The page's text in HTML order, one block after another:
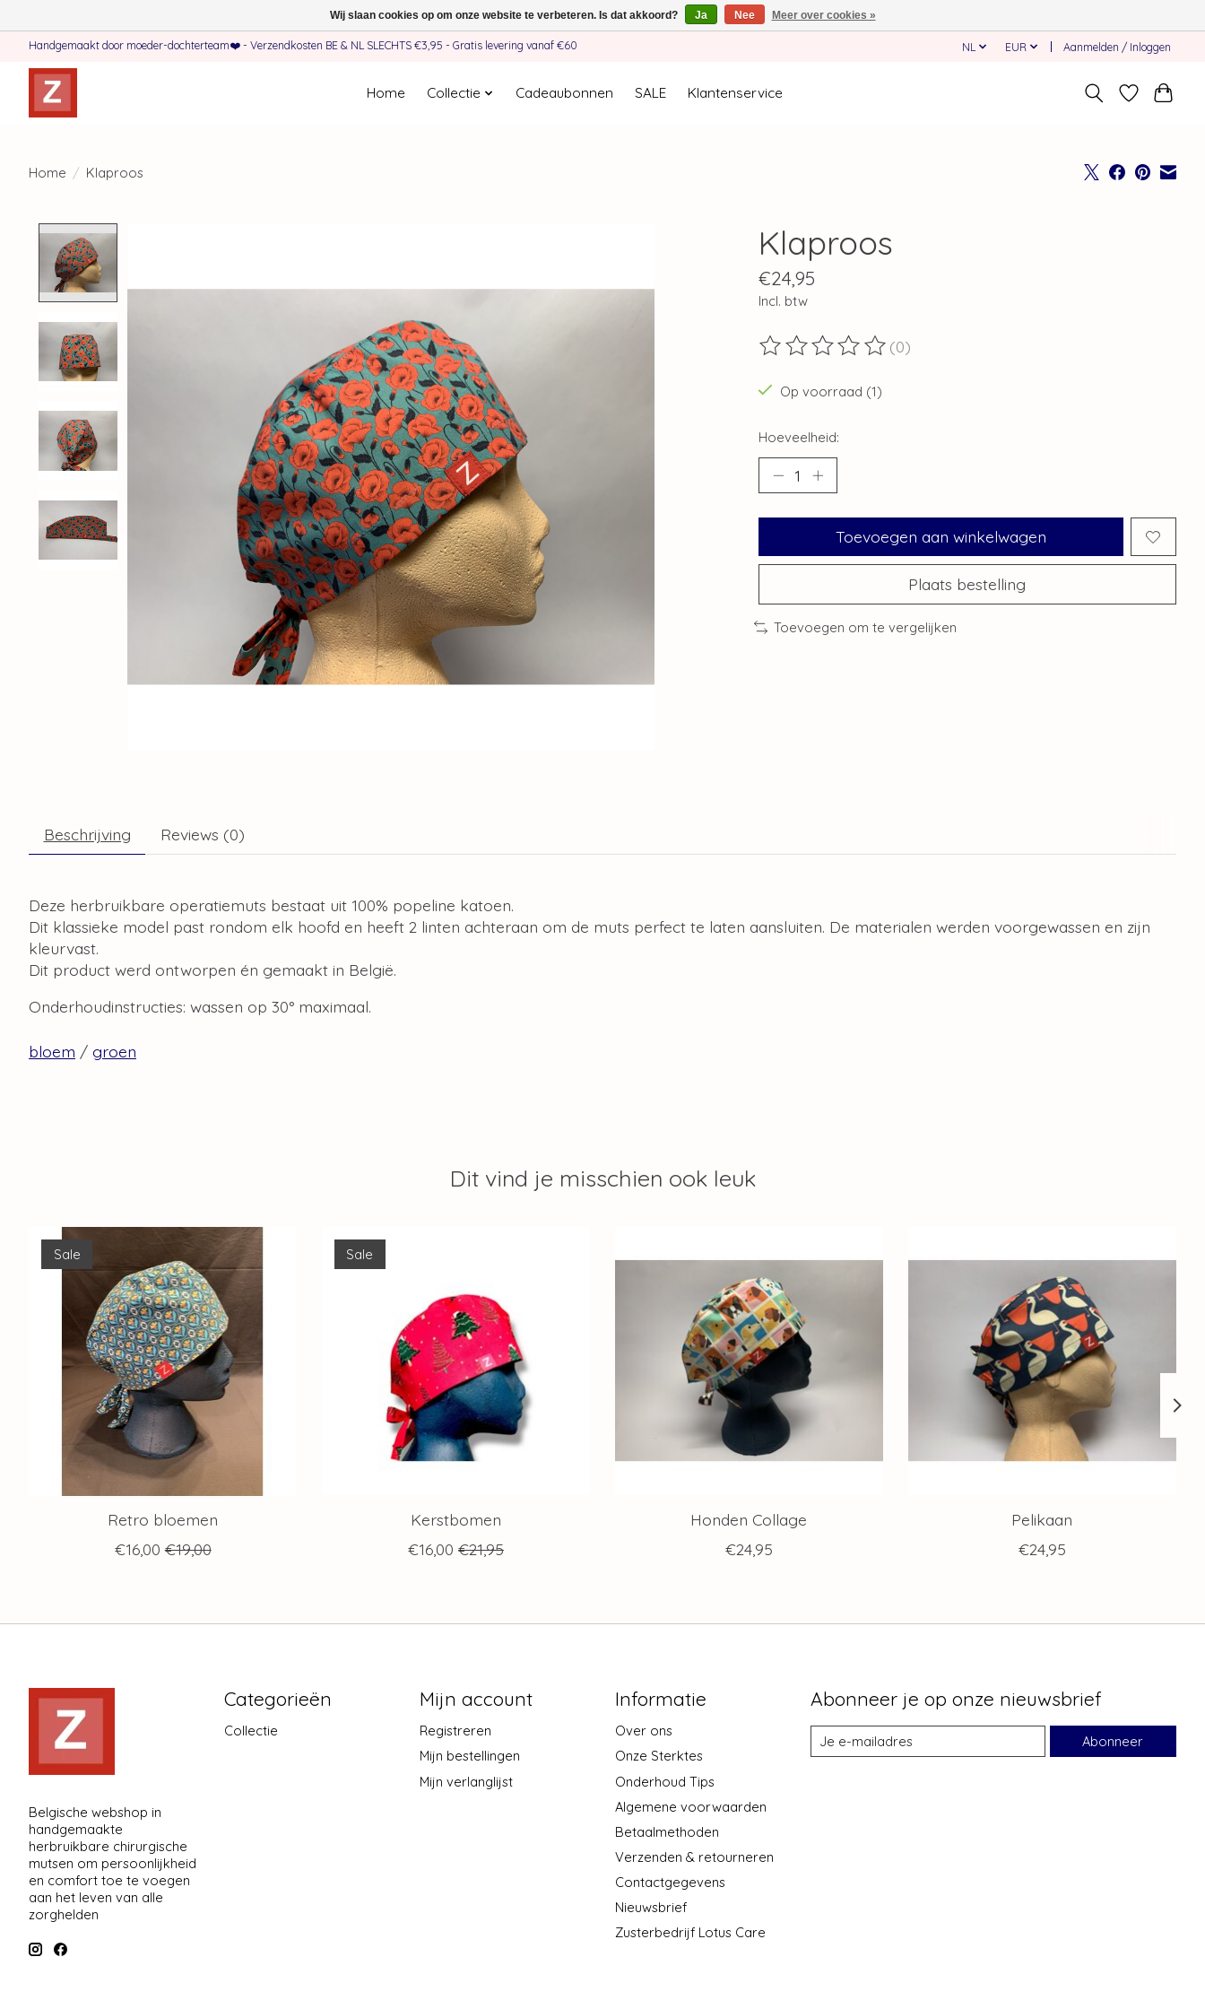
Handgemaakt door moeder-dochterteam❤️ - Verzendkosten BE & NL SLECHTS €3,95 - Gratis levering vanaf €60 NL EUR Aanmelden / Inloggen
Home Collectie Cadeaubonnen SALE Klantenservice
Home / Klaproos
Klaproos
€24,95
Incl. btw
De beoordeling van dit product is
(0)
Op voorraad (1)
Hoeveelheid:
Toevoegen aan winkelwagen
Plaats bestelling
Toevoegen om te vergelijken
Beschrijving Reviews (0)
Deze herbruikbare operatiemuts bestaat uit 100% popeline katoen.
Dit klassieke model past rondom elk hoofd en heeft 2 linten achteraan om de muts perfect te laten aansluiten. De materialen werden voorgewassen en zijn
kleurvast.
Dit product werd ontworpen én gemaakt in België.
Onderhoudinstructies: wassen op 30° maximaal.
bloem / groen
Dit vind je misschien ook leuk
Items van productcarrousel
Sale
Retro bloemen
€16,00 €19,00
Sale
Kerstbomen
€16,00 €21,95
Honden Collage
€24,95
Pelikaan
€24,95
Belgische webshop in
handgemaakte
herbruikbare chirurgische
mutsen om persoonlijkheid
en comfort toe te voegen
aan het leven van alle
zorghelden
Categorieën
Collectie
Mijn account
Registreren
Mijn bestellingen
Mijn verlanglijst
Informatie
Over ons
Onze Sterktes
Onderhoud Tips
Algemene voorwaarden
Betaalmethoden
Verzenden & retourneren
Contactgegevens
Nieuwsbrief
Zusterbedrijf Lotus Care
Abonneer je op onze nieuwsbrief
Abonneer
Wij slaan cookies op om onze website te verbeteren. Is dat akkoord? Ja Nee Meer over cookies »